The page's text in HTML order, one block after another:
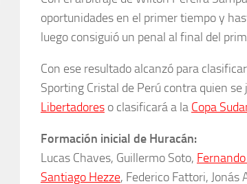
oportunidades en el primer tiempo y
luego consiguió un penal al final del
Con ese resultado alcanzó para
Sporting Cristal de Perú contra quien
Libertadores o clasificará a la Copa
Formación inicial de Huracán:
Lucas Chaves, Guillermo Soto,
Santiago Hezze, Federico Fattori, Jonás